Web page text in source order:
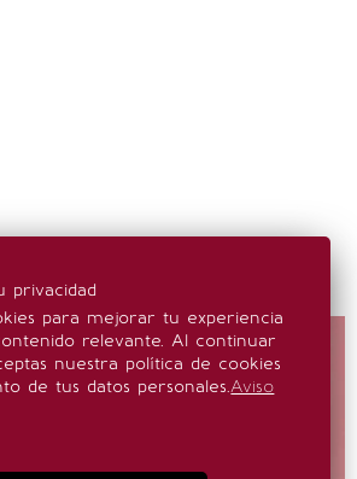
privacidad
para mejorar tu experiencia
relevante. Al continuar
nuestra política de cookies
de tus datos personales.Aviso